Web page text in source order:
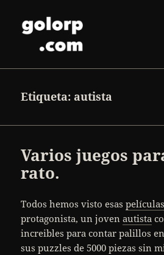
Etiqueta: autista
Varios juegos
rato.
Todos hemos visto esaspelículas
protagonista, un jovenautista
increibles para contar palillos
sus puzzles de 5000 piezas sin